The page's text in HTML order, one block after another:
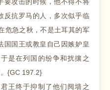
要攻击的时候，他不得不将
反抗罗马的人，多次似乎临
危急之秋，不是土耳其的军
国国王或教皇自己因嫉妒皇
是在列国的纷争和扰攘之
{GC 197.2}
终于抑制了他们阋墙之